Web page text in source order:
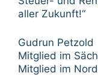
aller Zukunft!“
Gudrun Petzold
Mitglied im
Mitglied im